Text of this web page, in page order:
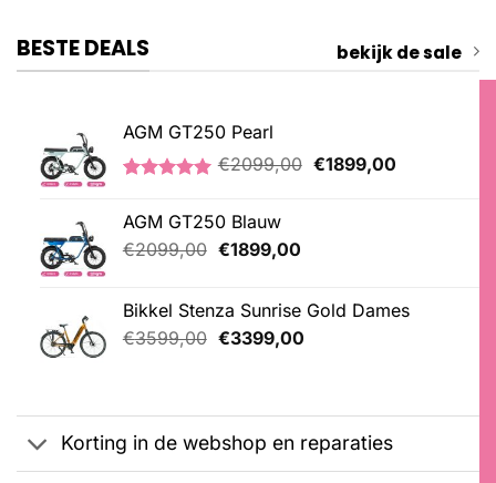
BESTE DEALS bekijk de sale
AGM GT250 Pearl
gebaseerd
op
klantbeoordelingen
€2099,00 Oorspronkelijke
€1899,00Huidige
AGM GT250 Blauw
€2099,00 Oorspronkelijke
€2099,00.
€1899,00Huidige
€1899,00.
Bikkel Stenza Sunrise Gold Dames
€3599,00 Oorspronkelijke
€3399,00Huidige
Korting in de webshop en reparaties